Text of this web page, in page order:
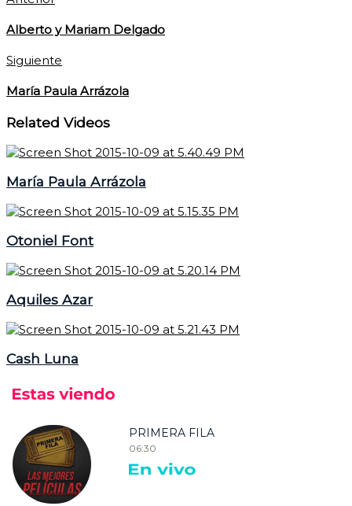
Alberto y Mariam Delgado
Siguiente
María Paula Arrázola
Related Videos
María Paula Arrázola
Otoniel Font
Aquiles Azar
Cash Luna